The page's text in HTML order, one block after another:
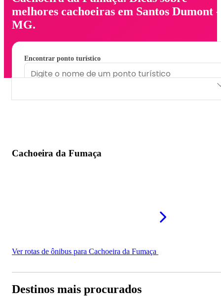
melhores cachoeiras em Santos Dumont -
MG.
Encontrar ponto turístico
Cachoeira da Fumaça
Ver rotas de ônibus para Cachoeira da Fumaça
Destinos mais procurados